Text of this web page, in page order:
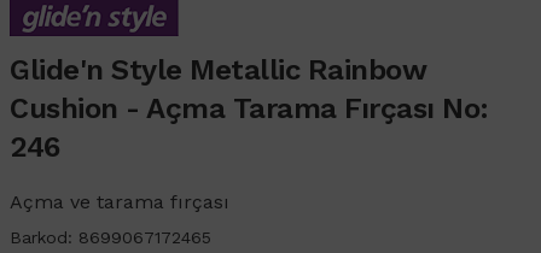
Glide'n Style Metallic Rainbow
Cushion - Açma Tarama Fırçası No:
246
Açma ve tarama fırçası
Barkod: 8699067172465